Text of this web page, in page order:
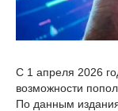
С 1 апреля 2026
возможности
По данным